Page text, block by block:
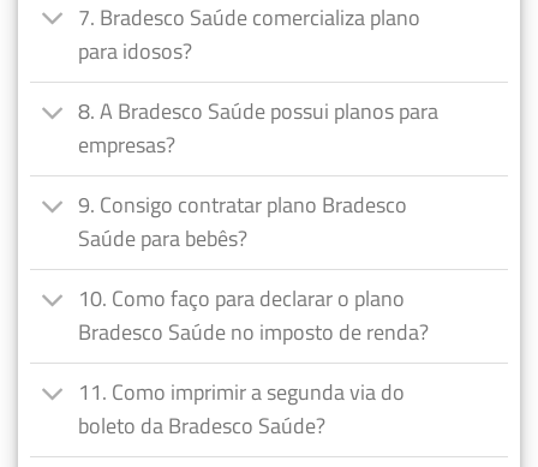
7. Bradesco Saúde comercializa plano
para idosos?
8. A Bradesco Saúde possui planos para
empresas?
9. Consigo contratar plano Bradesco
Saúde para bebês?
10. Como faço para declarar o plano
Bradesco Saúde no imposto de renda?
11. Como imprimir a segunda via do
boleto da Bradesco Saúde?